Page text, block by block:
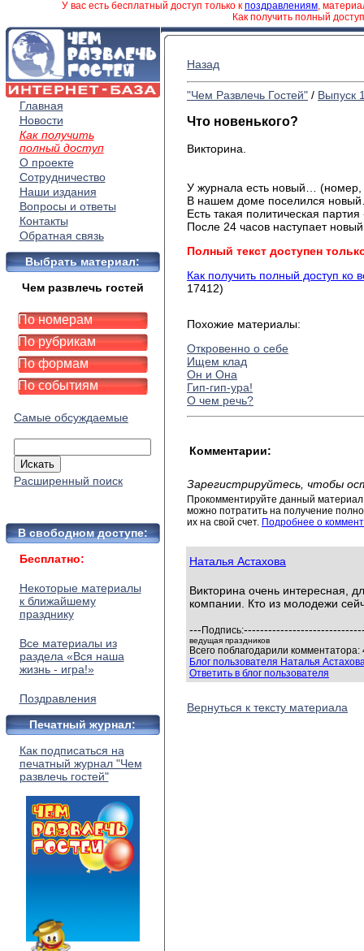
У вас есть бесплатный доступ только к поздравлениям,
Как получить полный
Главная
Новости
Как получить
полный доступ
О проекте
Сотрудничество
Наши издания
Вопросы и ответы
Контакты
Обратная связь
Выбрать материал:
Чем развлечь гостей
По номерам
По рубрикам
По формам
По событиям
Самые обсуждаемые
Расширенный поиск
В свободном доступе:
Бесплатно:
Некоторые материалы
к ближайшему
празднику
Все материалы из
раздела «Вся наша
жизнь - игра!»
Поздравления
Печатный журнал:
Как подписаться на
печатный журнал "Чем
развлечь гостей"
Назад
"Чем Развлечь Гостей" / Выпуск
Что новенького?
Викторина.
У журнала есть новый… (номер,
В нашем доме поселился
Есть такая политическая
После 24 часов наступает
Полный текст доступен
Как получить полный доступ ко
17412)
Похожие материалы:
Откровенно о себе
Ищем клад
Он и Она
Гип-гип-ура!
О чем речь?
Комментарии:
Зарегистрируйтесь, чтобы
Прокомментируйте данный
можно потратить на получение
их на свой счет. Подробнее о
Наталья Астахова
Викторина очень интересная,
компании. Кто из молодежи
--- Подпись:
ведущая праздников
Всего поблагодарили
Блог пользователя Наталья
Ответить в блог пользователя
Вернуться к тексту материала